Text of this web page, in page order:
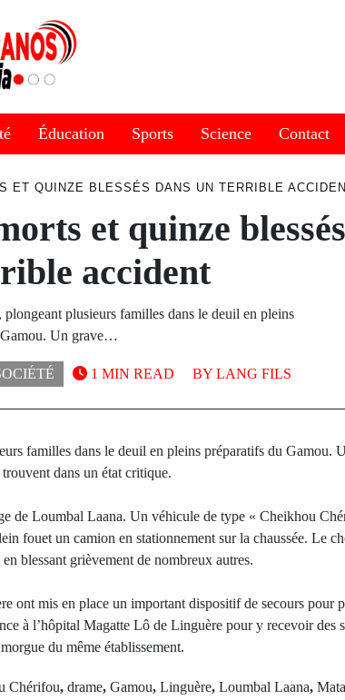
Éducation Sports Science Contact
ET QUINZE BLESSÉS DANS UN TERRIBLE
et quinze blessés
accident
plusieurs familles dans le deuil en pleins
Un grave…
BY LANG FILS
1 MIN READ
familles dans le deuil en pleins préparatifs du Gamou.
dans un état critique.
de Loumbal Laana. Un véhicule de type « Cheikhou
fouet un camion en stationnement sur la chaussée. Le
blessant grièvement de nombreux autres.
ont mis en place un important dispositif de secours pour
à l’hôpital Magatte Lô de Linguère pour y recevoir des
du même établissement.
Chérifou,drame,Gamou,Linguère,Loumbal Laana,